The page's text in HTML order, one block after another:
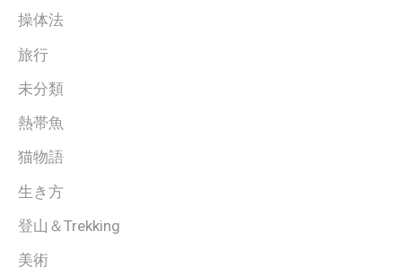
操体法
旅行
未分類
熱帯魚
猫物語
生き方
登山＆Trekking
美術